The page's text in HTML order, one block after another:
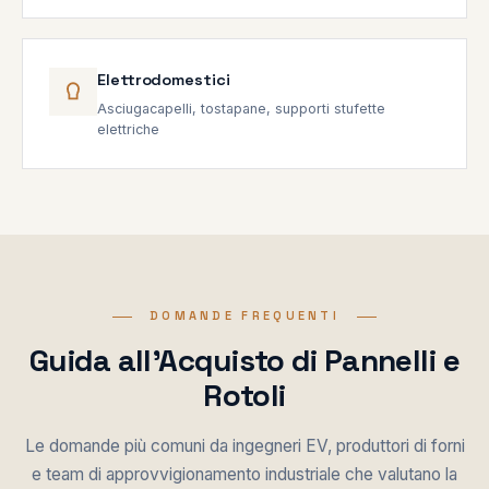
Elettrodomestici
Asciugacapelli, tostapane, supporti stufette
elettriche
DOMANDE FREQUENTI
Guida all'Acquisto di Pannelli e
Rotoli
Le domande più comuni da ingegneri EV, produttori di forni
e team di approvvigionamento industriale che valutano la